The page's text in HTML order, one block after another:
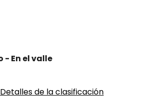
- En el valle
Detalles de la clasificación